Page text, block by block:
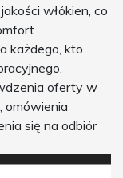
włókien, co
każdego, kto
oferty w
omówienia
się na odbiór